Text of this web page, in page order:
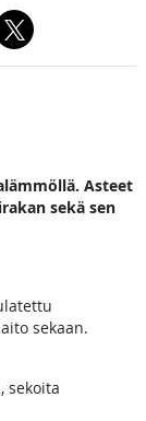
Asteet
sekä sen
sekaan.
sekoita